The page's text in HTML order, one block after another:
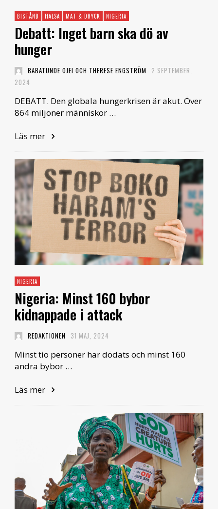
BISTÅND HÄLSA MAT & DRYCK NIGERIA
Debatt: Inget barn ska dö av
hunger
BABATUNDE OJEI OCH THERESE ENGSTRÖM 2 SEPTEMBER,
2024
DEBATT. Den globala hungerkrisen är akut. Över
864 miljoner människor …
Läs mer
NIGERIA
Nigeria: Minst 160 bybor
kidnappade i attack
REDAKTIONEN 31 MAJ, 2024
Minst tio personer har dödats och minst 160
andra bybor …
Läs mer